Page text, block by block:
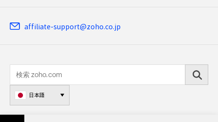
affiliate-support@zoho.co.jp
日本語